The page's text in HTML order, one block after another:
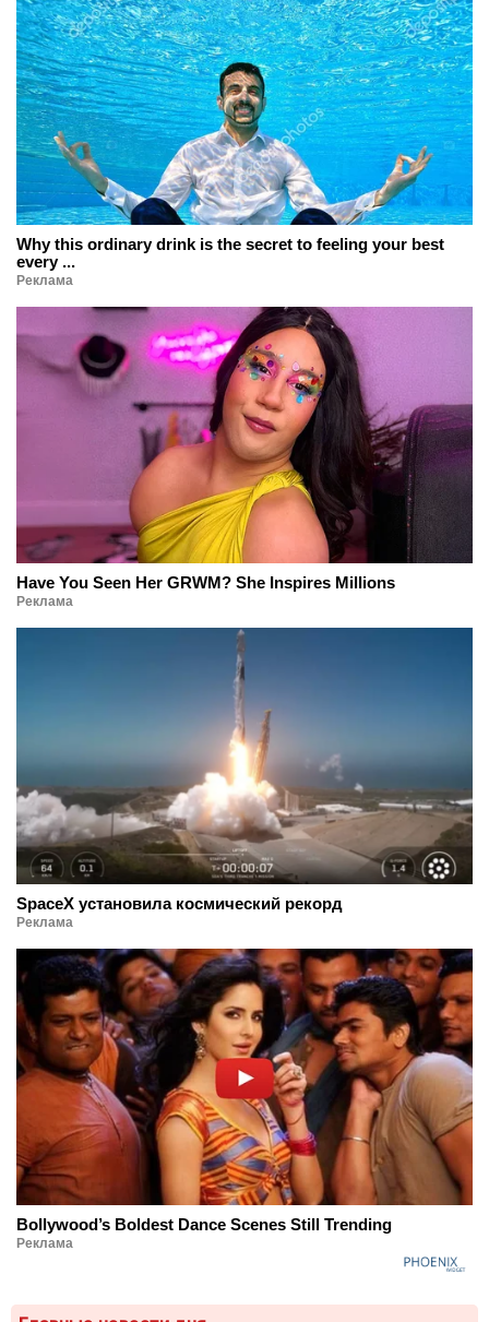
Why this ordinary drink is the secret to feeling your best
every ...
Реклама
Have You Seen Her GRWM? She Inspires Millions
Реклама
SpaceX установила космический рекорд
Реклама
Bollywood’s Boldest Dance Scenes Still Trending
Реклама